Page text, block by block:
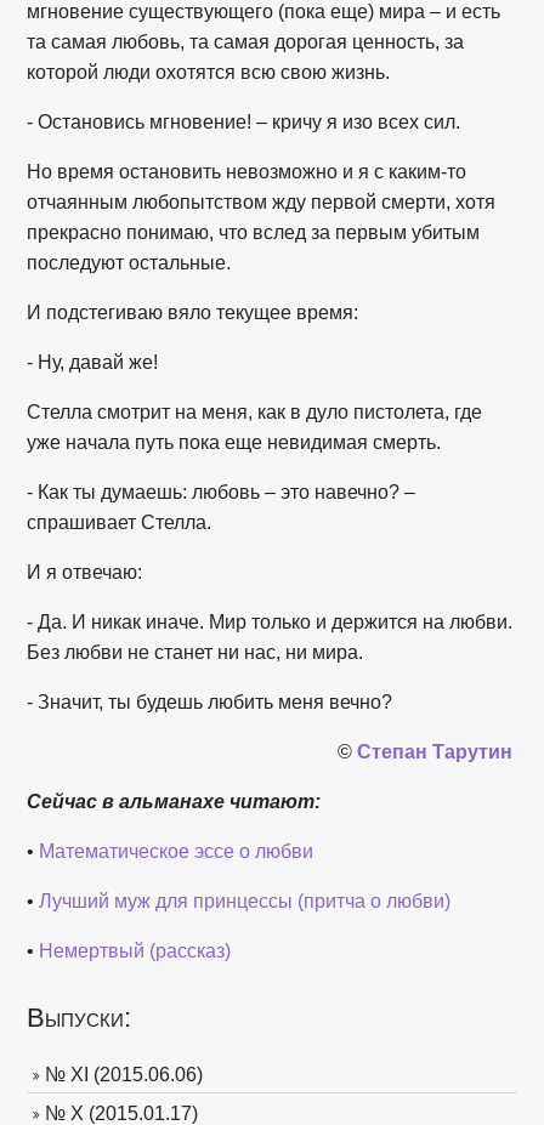
мгновение существующего (пока еще) мира – и есть
та самая любовь, та самая дорогая ценность, за
которой люди охотятся всю свою жизнь.
- Остановись мгновение! – кричу я изо всех сил.
Но время остановить невозможно и я с каким-то
отчаянным любопытством жду первой смерти, хотя
прекрасно понимаю, что вслед за первым убитым
последуют остальные.
И подстегиваю вяло текущее время:
- Ну, давай же!
Стелла смотрит на меня, как в дуло пистолета, где
уже начала путь пока еще невидимая смерть.
- Как ты думаешь: любовь – это навечно? –
спрашивает Стелла.
И я отвечаю:
- Да. И никак иначе. Мир только и держится на любви.
Без любви не станет ни нас, ни мира.
- Значит, ты будешь любить меня вечно?
© Степан Тарутин
Сейчас в альманахе читают:
• Математическое эссе о любви
•Лучший муж для принцессы (притча о любви)
• Немертвый (рассказ)
Выпуски:
№ XI (2015.06.06)
№ X (2015.01.17)